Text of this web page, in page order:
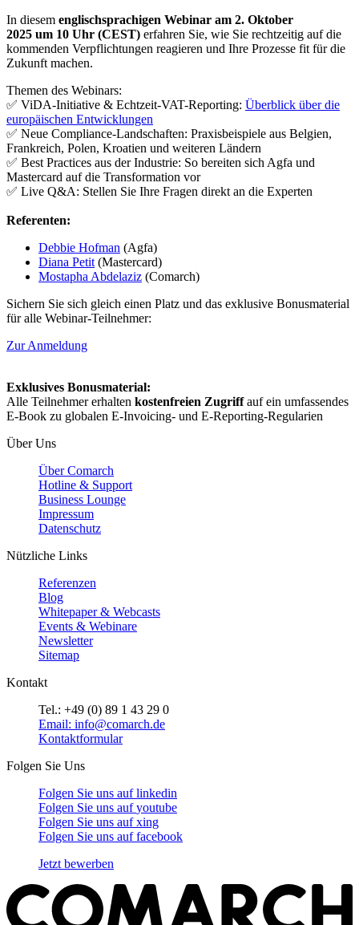
In diesem englischsprachigen Webinar am 2. Oktober
2025 um 10 Uhr (CEST) erfahren Sie, wie Sie rechtzeitig auf die
kommenden Verpflichtungen reagieren und Ihre Prozesse fit für die
Zukunft machen.
Themen des Webinars:
✅ ViDA-Initiative & Echtzeit-VAT-Reporting: Überblick über die
europäischen Entwicklungen
✅ Neue Compliance-Landschaften: Praxisbeispiele aus Belgien,
Frankreich, Polen, Kroatien und weiteren Ländern
✅ Best Practices aus der Industrie: So bereiten sich Agfa und
Mastercard auf die Transformation vor
✅ Live Q&A: Stellen Sie Ihre Fragen direkt an die Experten
Referenten:
Debbie Hofman (Agfa)
Diana Petit (Mastercard)
Mostapha Abdelaziz (Comarch)
Sichern Sie sich gleich einen Platz und das exklusive Bonusmaterial
für alle Webinar-Teilnehmer:
Zur Anmeldung
Exklusives Bonusmaterial:
Alle Teilnehmer erhalten kostenfreien Zugriffauf ein umfassendes
E-Book zu globalen E-Invoicing- und E-Reporting-Regularien
Über Uns
Über Comarch
Hotline & Support
Business Lounge
Impressum
Datenschutz
Nützliche Links
Referenzen
Blog
Whitepaper & Webcasts
Events & Webinare
Newsletter
Sitemap
Kontakt
Tel.: +49 (0) 89 1 43 29 0
Email: info@comarch.de
Kontaktformular
Folgen Sie Uns
Folgen Sie uns auflinkedin
Folgen Sie uns aufyoutube
Folgen Sie uns aufxing
Folgen Sie uns auffacebook
Jetzt bewerben